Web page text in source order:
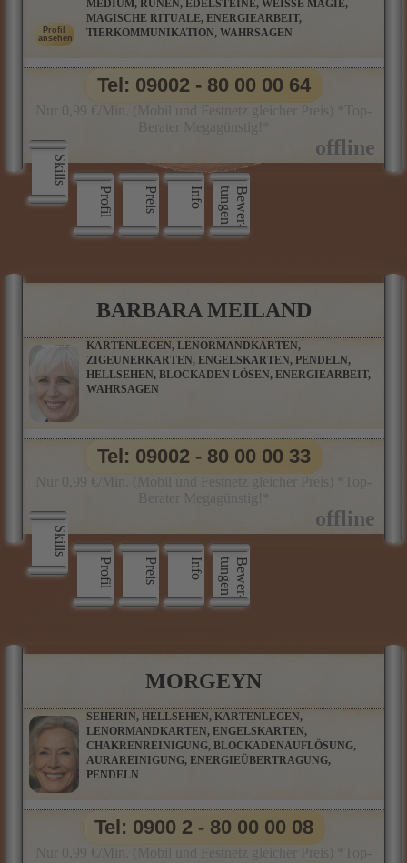
MEDIUM, RUNEN, EDELSTEINE, WEISSE MAGIE,
MAGISCHE RITUALE, ENERGIEARBEIT,
TIERKOMMUNIKATION, WAHRSAGEN
Skills
Profil
Preis Info B
e
w
e
r
­
t
u
n
g
e
n
Tel: 09002 - 80 00 00 64
BARBARA MEILAND
KARTENLEGEN, LENORMANDKARTEN,
ZIGEUNERKARTEN, ENGELSKARTEN, PENDELN,
HELLSEHEN, BLOCKADEN LÖSEN, ENERGIEARBEIT,
WAHRSAGEN
Skills
Profil
Preis Info B
e
w
e
r
­
t
u
n
g
e
n
Tel: 09002 - 80 00 00 33
MORGEYN
SEHERIN, HELLSEHEN, KARTENLEGEN,
LENORMANDKARTEN, ENGELSKARTEN,
CHAKRENREINIGUNG, BLOCKADENAUFLÖSUNG,
AURAREINIGUNG, ENERGIEÜBERTRAGUNG,
PENDELN
Tel: 0900 2 - 80 00 00 08